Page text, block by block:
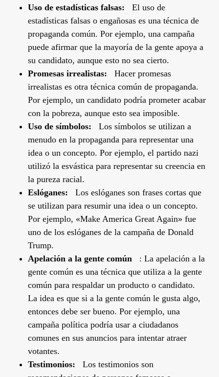
Uso de estadísticas falsas: El uso de
estadísticas falsas o engañosas es una técnica de
propaganda común. Por ejemplo, una campaña
puede afirmar que la mayoría de la gente apoya a
su candidato, aunque esto no sea cierto.
Promesas irrealistas: Hacer promesas
irrealistas es otra técnica común de propaganda.
Por ejemplo, un candidato podría prometer acabar
con la pobreza, aunque esto sea imposible.
Uso de símbolos: Los símbolos se utilizan a
menudo en la propaganda para representar una
idea o un concepto. Por ejemplo, el partido nazi
utilizó la esvástica para representar su creencia en
la pureza racial.
Eslóganes: Los eslóganes son frases cortas que
se utilizan para resumir una idea o un concepto.
Por ejemplo, «Make America Great Again» fue
uno de los eslóganes de la campaña de Donald
Trump.
Apelación a la gente común: La apelación a la
gente común es una técnica que utiliza a la gente
común para respaldar un producto o candidato.
La idea es que si a la gente común le gusta algo,
entonces debe ser bueno. Por ejemplo, una
campaña política podría usar a ciudadanos
comunes en sus anuncios para intentar atraer
votantes.
Testimonios: Los testimonios son